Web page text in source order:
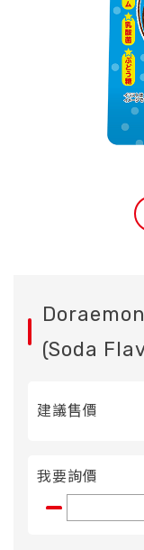
(Soda
建議售價
我要詢價